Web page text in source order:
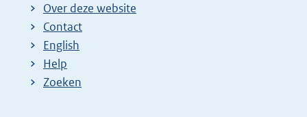
Over deze website
Contact
English
Help
Zoeken